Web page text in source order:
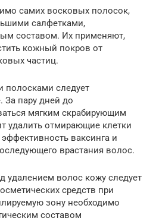
самих восковых полосок,
салфетками,
составом. Их применяют,
кожный покров от
частиц.
следует
За пару дней до
мягким скрабирующим
удалить отмирающие клетки
ваксинга и
врастания волос.
удалением волос кожу следует
средств при
зону необходимо
составом